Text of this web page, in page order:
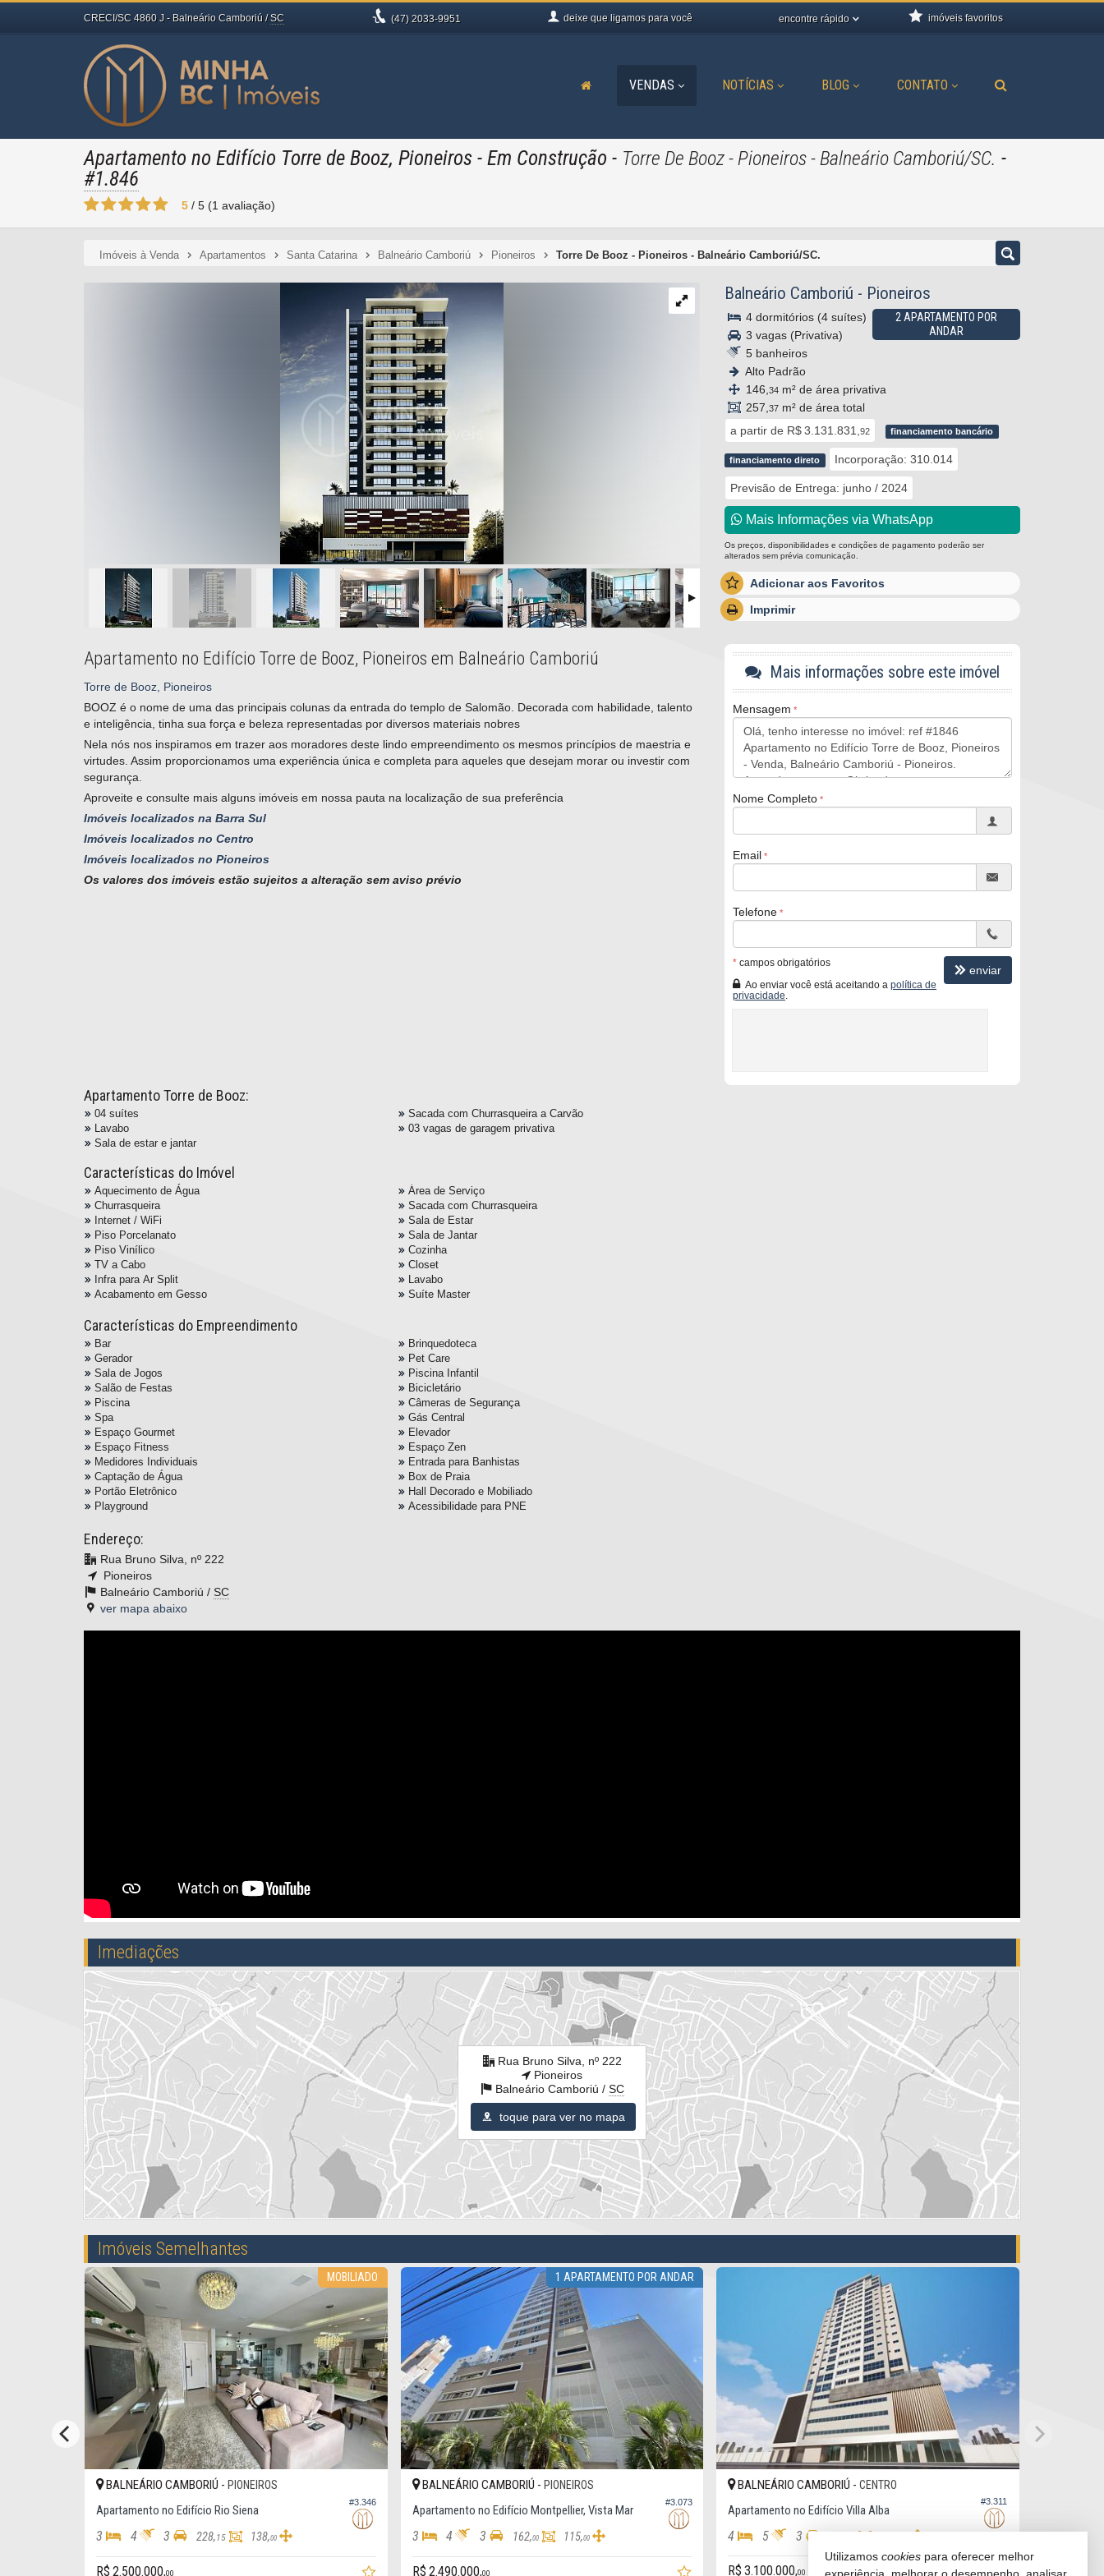
CRECI/SC 4860 J - Balneário Camboriú /SC (47) 2033-9951 deixe que ligamos para você encontre rápido imóveis favoritos
VENDAS NOTÍCIAS BLOG CONTATO
Apartamento no Edifício Torre de Booz, Pioneiros - Em Construção - Torre De Booz - Pioneiros - Balneário Camboriú/SC. -
#1.846
5 / 5 (1 avaliação)
Imóveis à Venda Apartamentos Santa Catarina Balneário Camboriú Pioneiros Torre De Booz - Pioneiros - Balneário Camboriú/SC.
Balneário Camboriú - Pioneiros
2 APARTAMENTO POR
ANDAR
4 dormitórios (4 suítes)
3 vagas (Privativa)
5 banheiros
Alto Padrão
146, 34 m² de área privativa
257, 37 m² de área total
a partir de R$ 3.131.831, 92 financiamento bancário
financiamento direto Incorporação: 310.014
Previsão de Entrega: junho / 2024
Mais Informações via WhatsApp
Os preços, disponibilidades e condições de pagamento poderão ser
alterados sem prévia comunicação.
Adicionar aos Favoritos
Imprimir
Apartamento no Edifício Torre de Booz, Pioneiros em Balneário Camboriú
Torre de Booz, Pioneiros
BOOZ é o nome de uma das principais colunas da entrada do templo de Salomão. Decorada com habilidade, talento
e inteligência, tinha sua força e beleza representadas por diversos materiais nobres
Nela nós nos inspiramos em trazer aos moradores deste lindo empreendimento os mesmos princípios de maestria e
virtudes. Assim proporcionamos uma experiência única e completa para aqueles que desejam morar ou investir com
segurança.
Aproveite e consulte mais alguns imóveis em nossa pauta na localização de sua preferência
Imóveis localizados na Barra Sul
Imóveis localizados no Centro
Imóveis localizados no Pioneiros
Os valores dos imóveis estão sujeitos a alteração sem aviso prévio
Apartamento Torre de Booz:
04 suítes
Lavabo
Sala de estar e jantar
Sacada com Churrasqueira a Carvão
03 vagas de garagem privativa
Características do Imóvel
Aquecimento de Água
Churrasqueira
Internet / WiFi
Piso Porcelanato
Piso Vinílico
TV a Cabo
Infra para Ar Split
Acabamento em Gesso
Área de Serviço
Sacada com Churrasqueira
Sala de Estar
Sala de Jantar
Cozinha
Closet
Lavabo
Suíte Master
Características do Empreendimento
Bar
Gerador
Sala de Jogos
Salão de Festas
Piscina
Spa
Espaço Gourmet
Espaço Fitness
Medidores Individuais
Captação de Água
Portão Eletrônico
Playground
Brinquedoteca
Pet Care
Piscina Infantil
Bicicletário
Câmeras de Segurança
Gás Central
Elevador
Espaço Zen
Entrada para Banhistas
Box de Praia
Hall Decorado e Mobiliado
Acessibilidade para PNE
Endereço:
Rua Bruno Silva, nº 222
Pioneiros
Balneário Camboriú / SC
ver mapa abaixo
Mais informações sobre este imóvel
Mensagem
Nome Completo
Email
Telefone
* campos obrigatórios
Ao enviar você está aceitando a política de
privacidade
enviar
Imediações
Rua Bruno Silva, nº 222
Pioneiros
Balneário Camboriú / SC
toque para ver no mapa
Imóveis Semelhantes
MOBILIADO
#3.346
BALNEÁRIO CAMBORIÚ - PIONEIROS
Apartamento no Edifício Rio Siena
3 4 3 228,15 138,00
R$ 2.500.000,00
1 APARTAMENTO POR ANDAR
#3.073
BALNEÁRIO CAMBORIÚ - PIONEIROS
Apartamento no Edifício Montpellier, Vista Mar
3 4 3 162,00 115,00
R$ 2.490.000,00
#3.311
BALNEÁRIO CAMBORIÚ -CENTRO
Apartamento no Edifício Villa Alba
4 5 3
R$ 3.100.000,00
Utilizamos cookies para oferecer melhor